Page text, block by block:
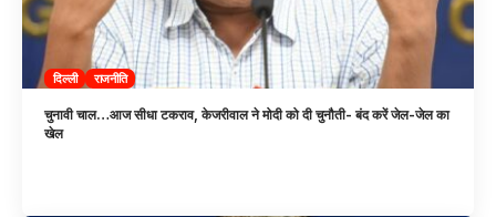
दिल्ली राजनीति
चुनावी चाल…आज सीधा टकराव, केजरीवाल ने मोदी को दी चुनौती- बंद करें जेल-जेल का
खेल